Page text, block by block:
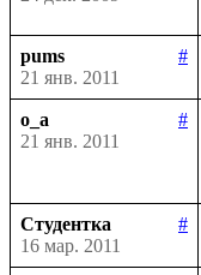
pums
#
21 янв. 2011
o_a
#
21 янв. 2011
Студентка
#
16 мар. 2011